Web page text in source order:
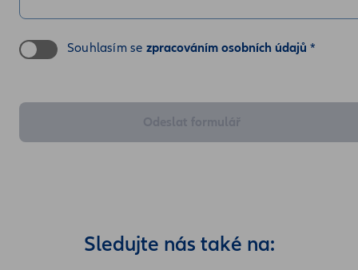
Souhlasím se zpracováním osobních údajů *
Sledujte nás také na: